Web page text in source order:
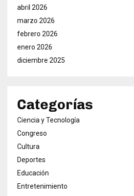
abril 2026
marzo 2026
febrero 2026
enero 2026
diciembre 2025
Categorías
Ciencia y Tecnología
Congreso
Cultura
Deportes
Educación
Entretenimiento